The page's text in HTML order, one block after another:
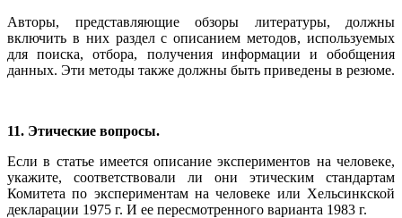
Авторы, представляющие обзоры литературы, должны
включить в них раздел с описанием методов, используемых
для поиска, отбора, получения информации и обобщения
данных. Эти методы также должны быть приведены в резюме.
11. Этические вопросы.
Если в статье имеется описание экспериментов на человеке,
укажите, соответствовали ли они этическим стандартам
Комитета по экспериментам на человеке или Хельсинкской
декларации 1975 г. И ее пересмотренного варианта 1983 г.